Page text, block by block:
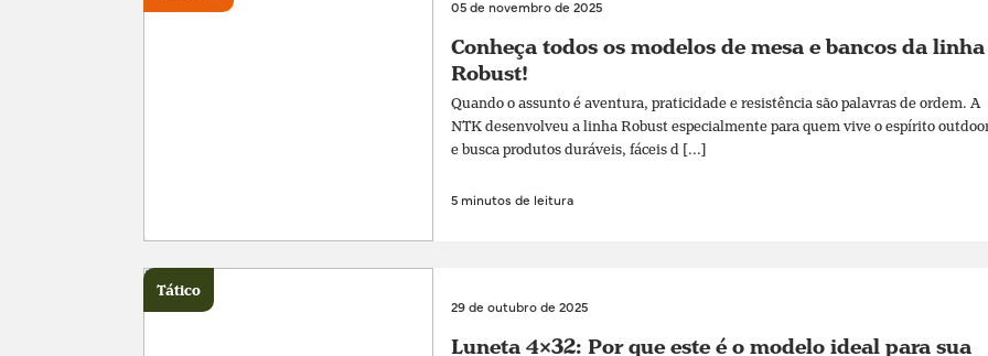
05 de novembro de 2025
Conheça todos os modelos de mesa e bancos da linha
Robust!
Quando o assunto é aventura, praticidade e resistência são palavras de ordem. A
NTK desenvolveu a linha Robust especialmente para quem vive o espírito
e busca produtos duráveis, fáceis d [...]
5 minutos de leitura
29 de outubro de 2025
Luneta 4×32: Por que este é o modelo ideal para sua
Tático